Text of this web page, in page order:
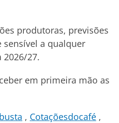
produtoras, previsões
sensível a qualquer
27.
em primeira mão as
Cotaçõesdocafé